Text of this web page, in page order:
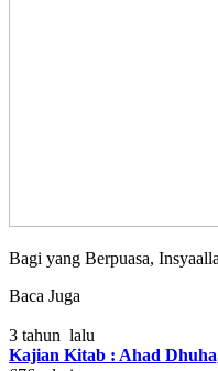
Bagi yang Berpuasa,
Baca Juga
3 tahun lalu
Kajian Kitab : Ahad